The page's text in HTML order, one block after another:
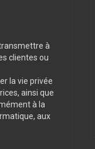
à
clientes ou
la vie privée
ainsi que
à la
aux